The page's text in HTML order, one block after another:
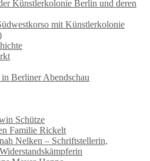
Künstlerkolonie Berlin und deren
mit Künstlerkolonie
Berliner Abendschau
Schütze
Familie Rickelt
Nelken – Schriftstellerin,